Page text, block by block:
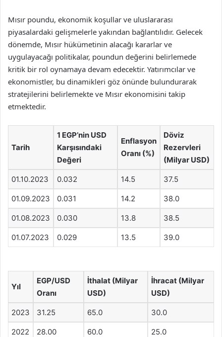
Mısır poundu, ekonomik koşullar ve uluslararası
piyasalardaki gelişmelerle yakından bağlantılıdır. Gelecek
dönemde, Mısır hükümetinin alacağı kararlar ve
uygulayacağı politikalar, poundun değerini belirlemede
kritik bir rol oynamaya devam edecektir. Yatırımcılar ve
ekonomistler, bu dinamikleri göz önünde bulundurarak
stratejilerini belirlemekte ve Mısır ekonomisini takip
etmektedir.
Tarih
1 EGP’nin USD
Karşısındaki
Değeri
Enflasyon
Oranı (%)
Döviz
Rezervleri
(Milyar USD)
01.10.2023 0.032 14.5 37.5
01.09.2023 0.031 14.2 38.0
01.08.2023 0.030 13.8 38.5
01.07.2023 0.029 13.5 39.0
Yıl
EGP/USD
Oranı
İthalat (Milyar
USD)
İhracat (Milyar
USD)
2023 31.25 65.0 30.0
2022 28.00 60.0 25.0